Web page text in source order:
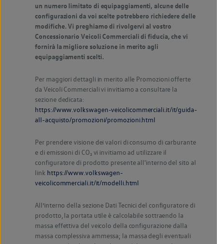
un numero limitato di equipaggiamenti, alcune delle
configurazioni da voi scelte potrebbero richiedere delle
modifiche. Vi preghiamo di rivolgervi al vostro
Concessionario Veicoli Commerciali di fiducia, che vi
fornirà la migliore soluzione in merito agli
equipaggiamenti scelti.
Per maggiori dettagli in merito alle Promozioni offerte
da Veicoli Commerciali vi invitiamo a consultare la
sezione dedicata:
https://www.volkswagen-veicolicommerciali.it/it/guida-
all-acquisto/promozioni/promozioni.html
Per prendere visione dei valori di consumo di carburante
e di emissioni di CO₂ vi invitiamo ad utilizzare il
configuratore di prodotto presente all'interno del sito al
link https://www.volkswagen-
veicolicommerciali.it/it/modelli.html
All’interno della sezione Dati Tecnici del configuratore di
prodotto, la portata utile è calcolabile sottraendo la
massa effettiva del veicolo della configurazione dalla
massa complessiva ammessa; la massa degli eventuali